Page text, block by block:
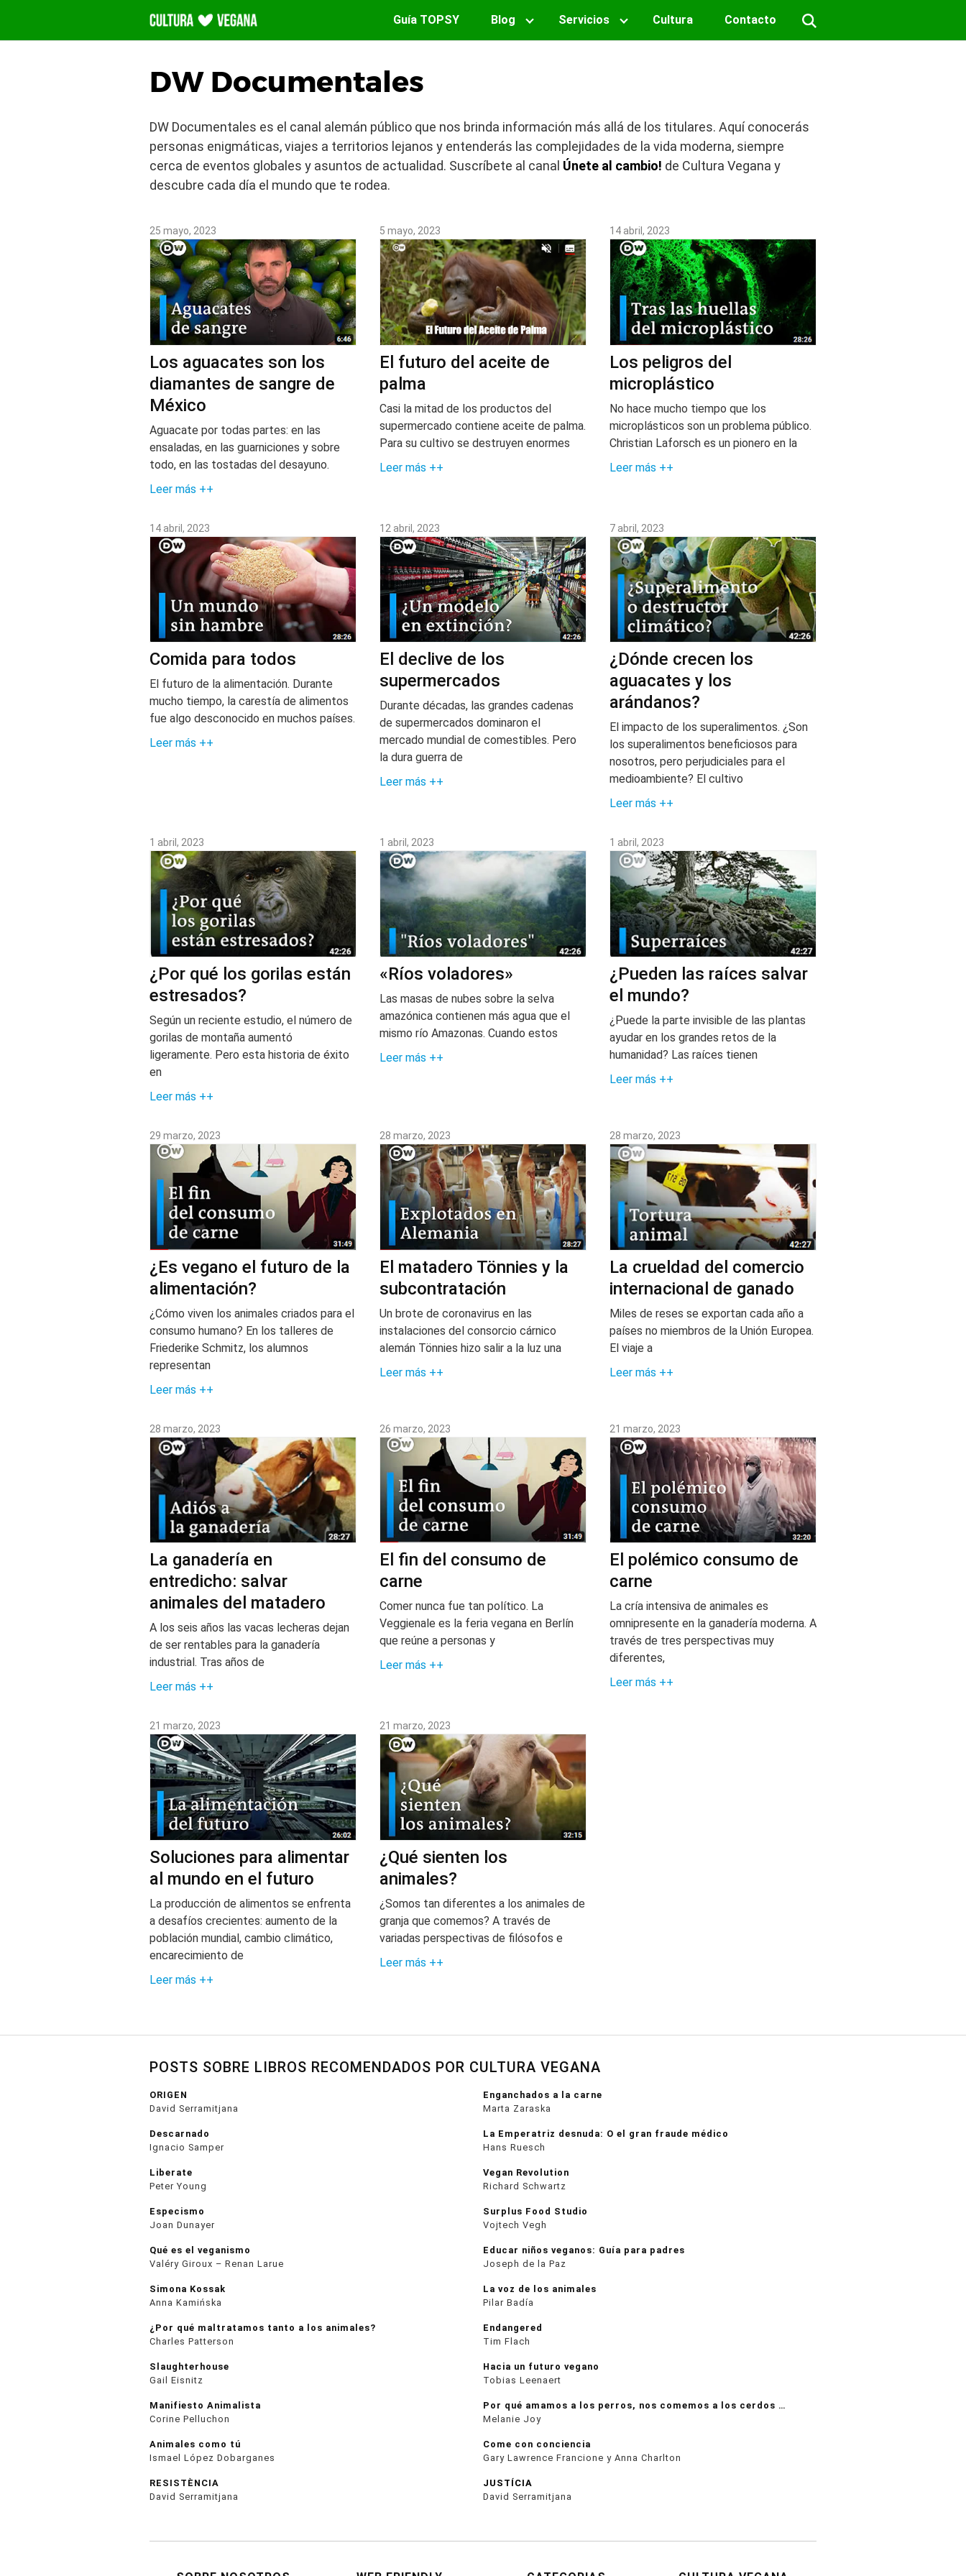
contenido
Guía TOPSY Blog Servicios Cultura Contacto
DW Documentales
DW Documentales es el canal alemán público que nos brinda información más allá de los titulares. Aquí conocerás
personas enigmáticas, viajes a territorios lejanos y entenderás las complejidades de la vida moderna, siempre
cerca de eventos globales y asuntos de actualidad. Suscríbete al canal Únete al cambio! de Cultura Vegana y
descubre cada día el mundo que te rodea.
25 mayo, 2023
Los aguacates son los
diamantes de sangre de
México
Aguacate por todas partes: en las
ensaladas, en las guarniciones y sobre
todo, en las tostadas del desayuno.
Leer más ++
5 mayo, 2023
El futuro del aceite de
palma
Casi la mitad de los productos del
supermercado contiene aceite de palma.
Para su cultivo se destruyen enormes
Leer más ++
14 abril, 2023
Los peligros del
microplástico
No hace mucho tiempo que los
microplásticos son un problema público.
Christian Laforsch es un pionero en la
Leer más ++
14 abril, 2023
Comida para todos
El futuro de la alimentación. Durante
mucho tiempo, la carestía de alimentos
fue algo desconocido en muchos países.
Leer más ++
12 abril, 2023
El declive de los
supermercados
Durante décadas, las grandes cadenas
de supermercados dominaron el
mercado mundial de comestibles. Pero
la dura guerra de
Leer más ++
7 abril, 2023
¿Dónde crecen los
aguacates y los
arándanos?
El impacto de los superalimentos. ¿Son
los superalimentos beneficiosos para
nosotros, pero perjudiciales para el
medioambiente? El cultivo
Leer más ++
1 abril, 2023
¿Por qué los gorilas están
estresados?
Según un reciente estudio, el número de
gorilas de montaña aumentó
ligeramente. Pero esta historia de éxito
en
Leer más ++
1 abril, 2023
«Ríos voladores»
Las masas de nubes sobre la selva
amazónica contienen más agua que el
mismo río Amazonas. Cuando estos
Leer más ++
1 abril, 2023
¿Pueden las raíces salvar
el mundo?
¿Puede la parte invisible de las plantas
ayudar en los grandes retos de la
humanidad? Las raíces tienen
Leer más ++
29 marzo, 2023
¿Es vegano el futuro de la
alimentación?
¿Cómo viven los animales criados para el
consumo humano? En los talleres de
Friederike Schmitz, los alumnos
representan
Leer más ++
28 marzo, 2023
El matadero Tönnies y la
subcontratación
Un brote de coronavirus en las
instalaciones del consorcio cárnico
alemán Tönnies hizo salir a la luz una
Leer más ++
28 marzo, 2023
La crueldad del comercio
internacional de ganado
Miles de reses se exportan cada año a
países no miembros de la Unión Europea.
El viaje a
Leer más ++
28 marzo, 2023
La ganadería en
entredicho: salvar
animales del matadero
A los seis años las vacas lecheras dejan
de ser rentables para la ganadería
industrial. Tras años de
Leer más ++
26 marzo, 2023
El fin del consumo de
carne
Comer nunca fue tan político. La
Veggienale es la feria vegana en Berlín
que reúne a personas y
Leer más ++
21 marzo, 2023
El polémico consumo de
carne
La cría intensiva de animales es
omnipresente en la ganadería moderna. A
través de tres perspectivas muy
diferentes,
Leer más ++
21 marzo, 2023
Soluciones para alimentar
al mundo en el futuro
La producción de alimentos se enfrenta
a desafíos crecientes: aumento de la
población mundial, cambio climático,
encarecimiento de
Leer más ++
21 marzo, 2023
¿Qué sienten los
animales?
¿Somos tan diferentes a los animales de
granja que comemos? A través de
variadas perspectivas de filósofos e
Leer más ++
POSTS SOBRE LIBROS RECOMENDADOS POR CULTURA VEGANA
ORIGEN
David Serramitjana
Enganchados a la carne
Marta Zaraska
Descarnado
Ignacio Samper
La Emperatriz desnuda: O el gran fraude médico
Hans Ruesch
Liberate
Peter Young
Vegan Revolution
Richard Schwartz
Especismo
Joan Dunayer
Surplus Food Studio
Vojtech Vegh
Qué es el veganismo
Valéry Giroux – Renan Larue
Educar niños veganos: Guía para padres
Joseph de la Paz
Simona Kossak
Anna Kamińska
La voz de los animales
Pilar Badía
¿Por qué maltratamos tanto a los animales?
Charles Patterson
Endangered
Tim Flach
Slaughterhouse
Gail Eisnitz
Hacia un futuro vegano
Tobias Leenaert
Manifiesto Animalista
Corine Pelluchon
Por qué amamos a los perros, nos comemos a los cerdos …
Melanie Joy
Animales como tú
Ismael López Dobarganes
Come con conciencia
Gary Lawrence Francione y Anna Charlton
RESISTÈNCIA
David Serramitjana
JUSTÍCIA
David Serramitjana